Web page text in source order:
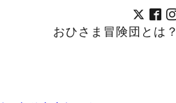
おひさま冒険団とは？